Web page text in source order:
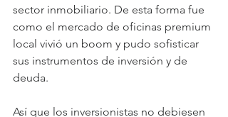
sector inmobiliario. De esta forma fue
como el mercado de oficinas premium
local vivió un boom y pudo sofisticar
sus instrumentos de inversión y de
deuda.
Así que los inversionistas no debiesen